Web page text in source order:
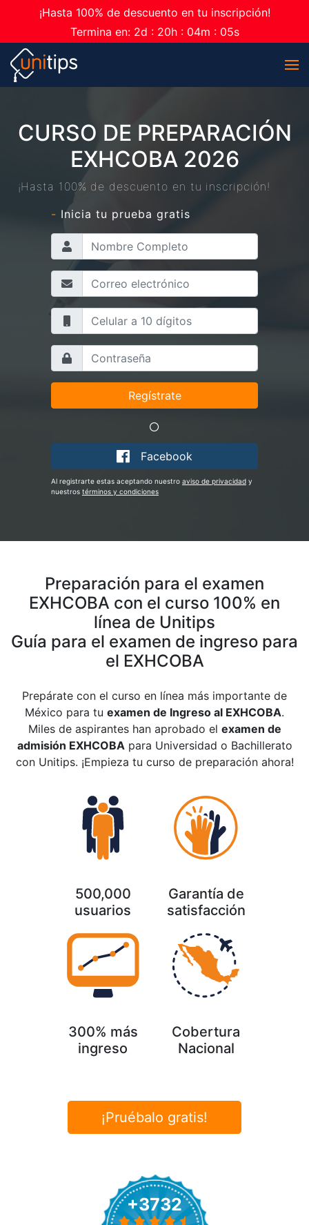
¡Hasta 100% de descuento en tu inscripción!
Termina en: 2d : 20h : 04m : 05s
CURSO DE PREPARACIÓN
EXHCOBA 2026
¡Hasta 100% de descuento en tu inscripción!
- Inicia tu prueba gratis
Facebook
Al registrarte estas aceptando nuestro aviso de privacidad y
nuestros términos y condiciones
Preparación para el examen
EXHCOBA con el curso 100% en
línea de Unitips
Guía para el examen de ingreso para
el EXHCOBA
Prepárate con el curso en línea más importante de
México para tu examen de Ingreso al EXHCOBA.
Miles de aspirantes han aprobado el examen de
admisión EXHCOBApara Universidad o Bachillerato
con Unitips. ¡Empieza tu curso de preparación ahora!
500,000
usuarios
Garantía de
satisfacción
300% más
ingreso
Cobertura
Nacional
¡Pruébalo gratis!
+3732